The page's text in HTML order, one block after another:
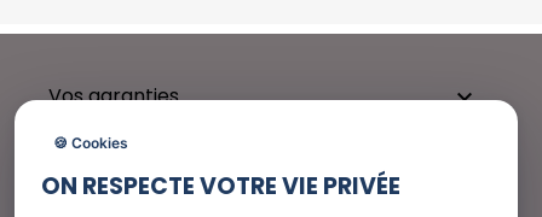
Vos garanties 
Besoin d'aide ?
🍪 Cookies
ON RESPECTE VOTRE VIE PRIVÉE